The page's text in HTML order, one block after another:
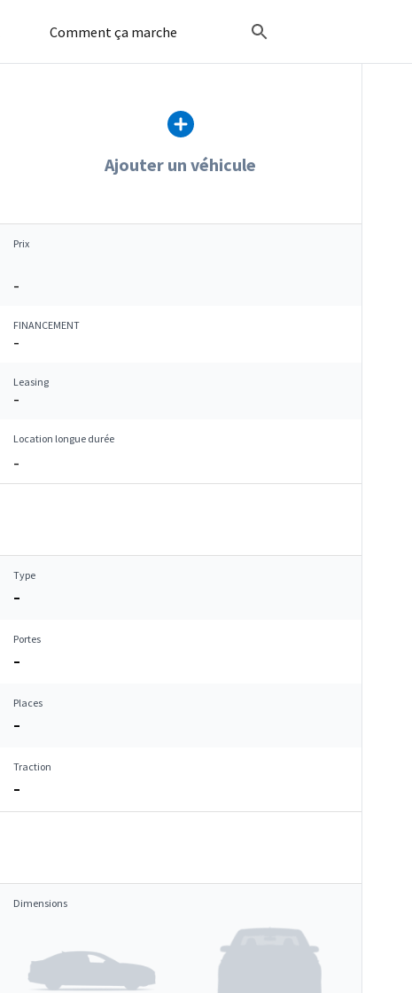
Comment ça marche
Ajouter un véhicule
Prix
–
FINANCEMENT
–
Leasing
–
Location longue durée
–
Type
–
Portes
–
Places
–
Traction
–
Dimensions